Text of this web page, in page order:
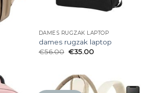
DAMES RUGZAK LAPTOP
dames rugzak laptop
€56.00 €35.00